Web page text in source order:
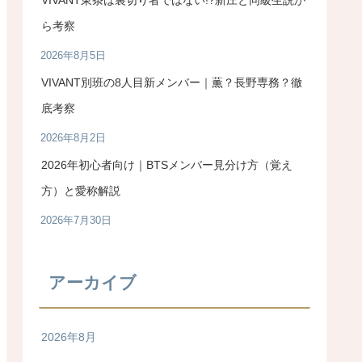
ら考察
2026年8月5日
VIVANT別班の8人目新メンバー｜薫？長野専務？徹
底考察
2026年8月2日
2026年初心者向け｜BTSメンバー見分け方（覚え
方）と愛称解説
2026年7月30日
アーカイブ
2026年8月